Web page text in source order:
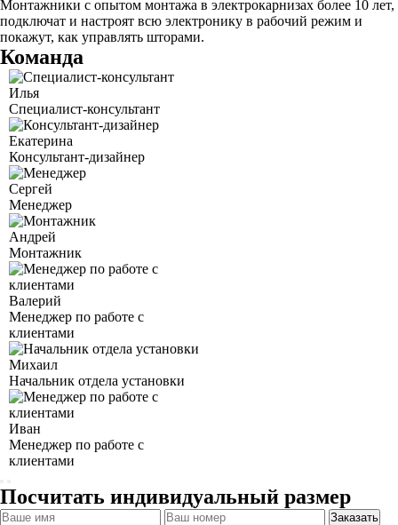
Монтажники с опытом монтажа в электрокарнизах более 10 лет,
подключат и настроят всю электронику в рабочий режим и
покажут, как управлять шторами.
Команда
Илья
Специалист-консультант
Екатерина
Консультант-дизайнер
Сергей
Менеджер
Андрей
Монтажник
Валерий
Менеджер по работе с
клиентами
Михаил
Начальник отдела установки
Иван
Менеджер по работе с
клиентами
Посчитать индивидуальный размер
Заказать